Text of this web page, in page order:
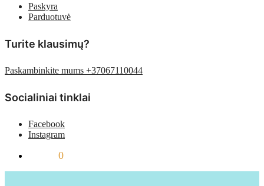
Paskyra
Parduotuvė
Turite klausimų?
Paskambinkite mums +37067110044
Socialiniai tinklai
Facebook
Instagram
0